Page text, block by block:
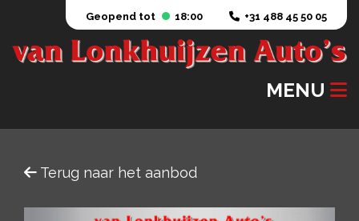
Geopend tot 18:00 +31 488 45 50 05
MENU
Terug naar het aanbod